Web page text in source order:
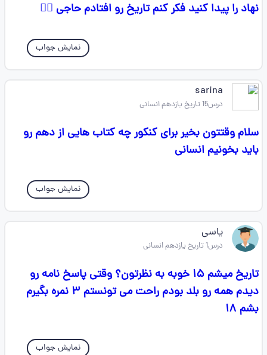
نهاد را پیدا کنید فکر کنم تاریخ رو افتادم حاجی 🙆‍♂️
نمایش جواب
sarina
درس15 تاریخ یازدهم انسانی
سلام وقتتون بخیر برای کنکور چه کتاب هایی از دهم رو
باید بخونیم انسانی
نمایش جواب
یاسی
درس1 تاریخ یازدهم انسانی
تاریخ میشم ۱۵ خوبه به نظرتون؟ وقتی پاسخ نامه رو
دیدم همه رو بلد بودم راحت می تونستم ۳ نمره بگیرم
بشم ۱۸
نمایش جواب